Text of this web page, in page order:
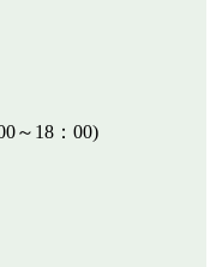
～18：00)